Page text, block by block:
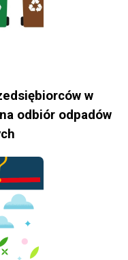
w
odbiór odpadów